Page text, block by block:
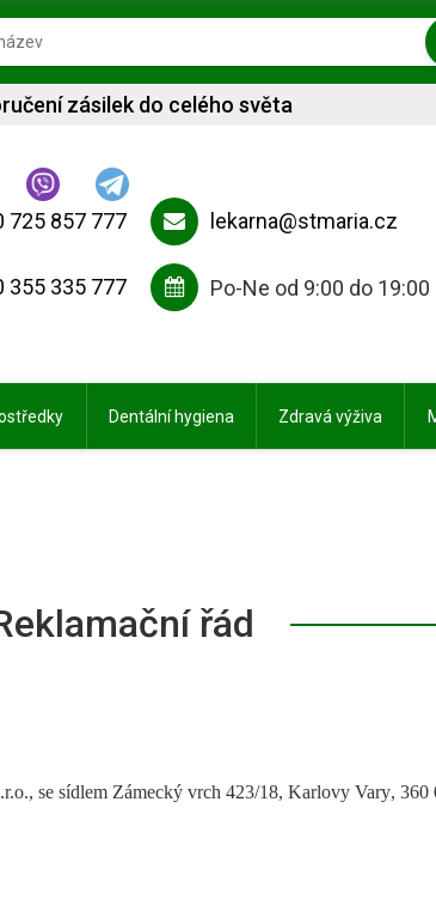
zásilek do celého světa
725 857 777
355 335 777
lekarna@stmaria.cz
Po-Ne od 9:00 do 19:00
Dentální hygiena Zdravá výživa
řád
, se sídlem Zámecký vrch 423/18, Karlovy Vary, 360